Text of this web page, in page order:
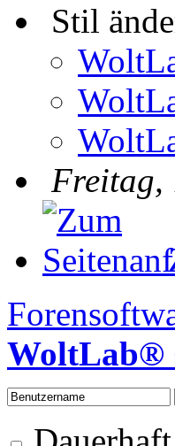
Stil
Freitag,
WoltLab®